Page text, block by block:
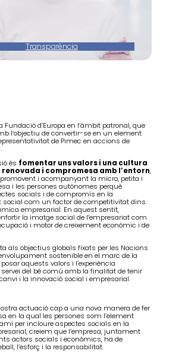
Transparència
Fundació d’Europa en l’àmbit patronal, que
l’objectiu de convertir-se en un element
de Pimec en accions de
és fomentar uns valors i una cultura
i compromesa amb l’entorn,
i acompanyant la micro, petita i
i les persones autònomes perquè
socials i de compromís en la
social com un factor de competitivitat dins
empresarial. En aquest sentit,
la imatge social de l’empresariat com
i motor de creixement econòmic i de
als objectius globals fixats per les Nacions
sostenible en el marc de la
aquests valors i l’experiència
del bé comú amb la finalitat de tenir
i la innovació social i empresarial.
actuació cap a una nova manera de fer
en la qual les persones som l’element
per incloure aspectes socials en la
creiem que l’empresa, juntament
actors socials i econòmics, ha de
l’esforç i la responsabilitat.